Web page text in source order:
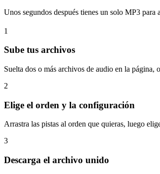
Unos segundos después tienes un solo MP3
1
Sube tus archivos
Suelta dos o más archivos de audio en la
2
Elige el orden y la configuración
Arrastra las pistas al orden que quieras, luego
3
Descarga el archivo unido